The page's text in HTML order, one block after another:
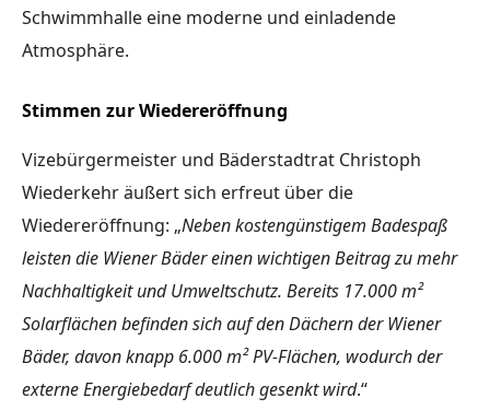
Schwimmhalle eine moderne und einladende
Atmosphäre.
Stimmen zur Wiedereröffnung
Vizebürgermeister und Bäderstadtrat Christoph
Wiederkehr äußert sich erfreut über die
Wiedereröffnung: „Neben kostengünstigem Badespaß
leisten die Wiener Bäder einen wichtigen Beitrag zu mehr
Nachhaltigkeit und Umweltschutz. Bereits 17.000 m²
Solarflächen befinden sich auf den Dächern der Wiener
Bäder, davon knapp 6.000 m² PV-Flächen, wodurch der
externe Energiebedarf deutlich gesenkt wird.“